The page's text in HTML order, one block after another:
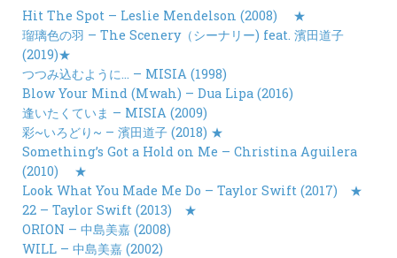
Hit The Spot – Leslie Mendelson (2008)
★
瑠璃色の羽 – The Scenery（シーナリー) feat. 濱田道子
(2019)★
つつみ込むように… – MISIA (1998)
Blow Your Mind (Mwah) – Dua Lipa (2016)
逢いたくていま – MISIA (2009)
彩~いろどり~ – 濱田道子 (2018) ★
Something’s Got a Hold on Me – Christina Aguilera
(2010)
★
Look What You Made Me Do – Taylor Swift (2017)
★
22 – Taylor Swift (2013)
★
ORION – 中島美嘉 (2008)
WILL – 中島美嘉 (2002)